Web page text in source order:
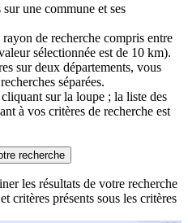
une commune et ses
de recherche compris entre
sélectionnée est de 10 km).
sur deux départements, vous
séparées.
sur la loupe ; la liste des
à vos critères de recherche est
recherche
les résultats de votre recherche
critères présents sous les critères